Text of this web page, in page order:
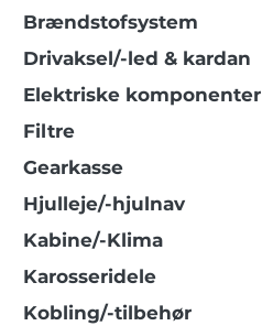
Brændstofsystem
Drivaksel/-led & kardan
Elektriske komponenter
Filtre
Gearkasse
Hjulleje/-hjulnav
Kabine/-Klima
Karosseridele
Kobling/-tilbehør